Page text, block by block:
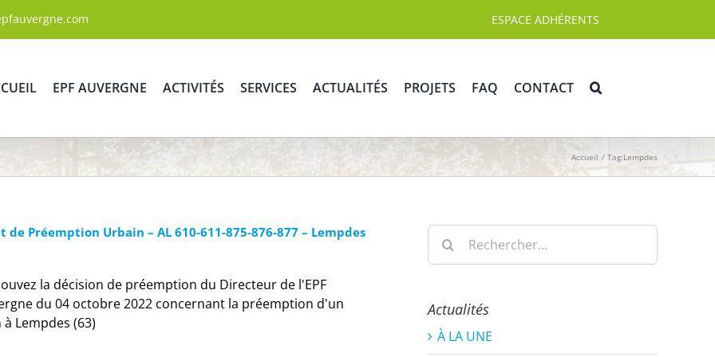
ESPACE ADHÉRENTS
EPF AUVERGNE ACTIVITÉS SERVICES ACTUALITÉS PROJETS FAQ CONTACT
Accueil Tag:Lempdes
de Préemption Urbain – AL 610-611-875-876-877 – Lempdes
la décision de préemption du Directeur de l'EPF
du 04 octobre 2022 concernant la préemption d'un
à Lempdes (63)
Rechercher:
Actualités
À LA UNE